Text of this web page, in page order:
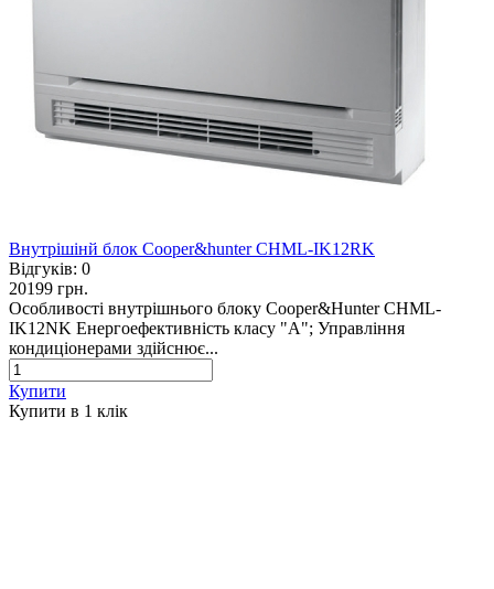
Внутрішінй блок Cooper&hunter CHML-IK12RK
Відгуків: 0
20199 грн.
Особливості внутрішнього блоку Cooper&Hunter CHML-
IK12NK Енергоефективність класу "А"; Управління
кондиціонерами здійснює...
Купити
Купити в 1 клiк